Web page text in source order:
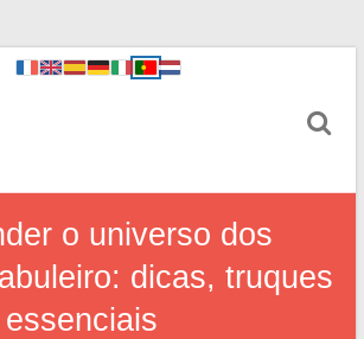
o universo dos
dicas, truques